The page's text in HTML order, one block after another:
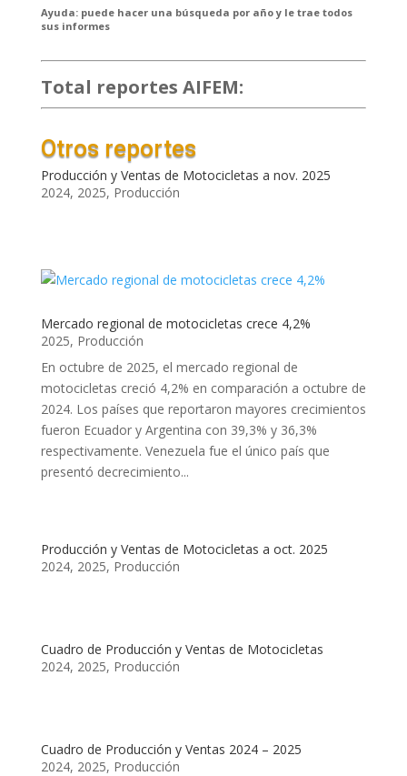
Ayuda: puede hacer una búsqueda por año y le trae todos
sus informes
Total reportes AIFEM:
Otros reportes
Producción y Ventas de Motocicletas a nov. 2025
2024, 2025, Producción
Mercado regional de motocicletas crece 4,2%
2025, Producción
En octubre de 2025, el mercado regional de
motocicletas creció 4,2% en comparación a octubre de
2024. Los países que reportaron mayores crecimientos
fueron Ecuador y Argentina con 39,3% y 36,3%
respectivamente. Venezuela fue el único país que
presentó decrecimiento...
Producción y Ventas de Motocicletas a oct. 2025
2024, 2025, Producción
Cuadro de Producción y Ventas de Motocicletas
2024, 2025, Producción
Cuadro de Producción y Ventas 2024 – 2025
2024, 2025, Producción